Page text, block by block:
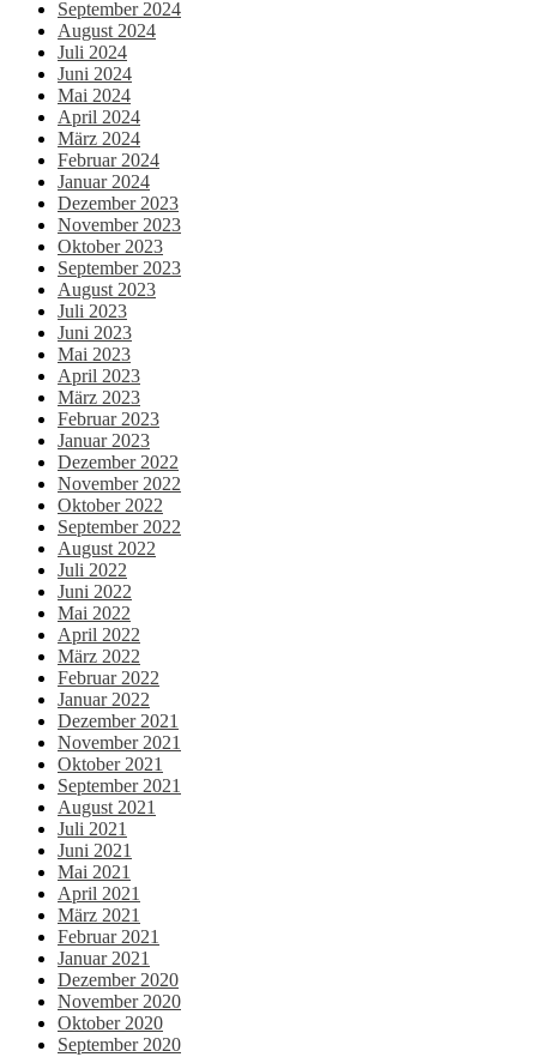
September 2024
August 2024
Juli 2024
Juni 2024
Mai 2024
April 2024
März 2024
Februar 2024
Januar 2024
Dezember 2023
November 2023
Oktober 2023
September 2023
August 2023
Juli 2023
Juni 2023
Mai 2023
April 2023
März 2023
Februar 2023
Januar 2023
Dezember 2022
November 2022
Oktober 2022
September 2022
August 2022
Juli 2022
Juni 2022
Mai 2022
April 2022
März 2022
Februar 2022
Januar 2022
Dezember 2021
November 2021
Oktober 2021
September 2021
August 2021
Juli 2021
Juni 2021
Mai 2021
April 2021
März 2021
Februar 2021
Januar 2021
Dezember 2020
November 2020
Oktober 2020
September 2020